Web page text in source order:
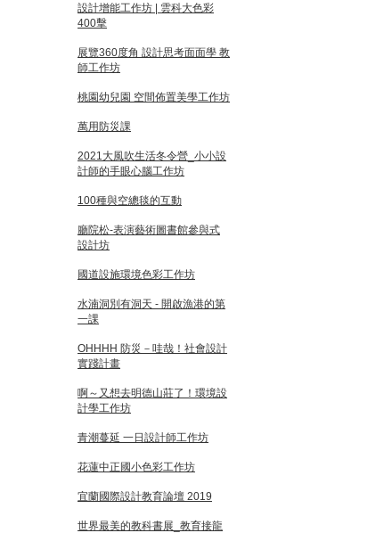
設計增能工作坊 | 雲科大色彩
400擊
展覽360度角 設計思考面面學 教
師工作坊
桃園幼兒園 空間佈置美學工作坊
萬用防災課
2021大風吹生活冬令營_小小設
計師的手眼心腦工作坊
100種與空總毯的互動
廳院松-表演藝術圖書館參與式
設計坊
國道設施環境色彩工作坊
水湳洞別有洞天 - 開啟漁港的第
一課
OHHHH 防災－哇哉！社會設計
實踐計畫
啊～又想去明德山莊了！環境設
計學工作坊
青潮蔓延 一日設計師工作坊
花蓮中正國小色彩工作坊
宜蘭國際設計教育論壇 2019
世界最美的教科書展_教育接龍